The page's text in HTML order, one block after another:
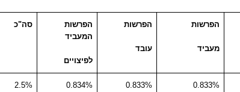
הפרשות
מעביד
הפרשות
עובד
הפרשות
המעביד
לפיצויים
סה"כ
0.833%
0.833%
0.834%
2.5%